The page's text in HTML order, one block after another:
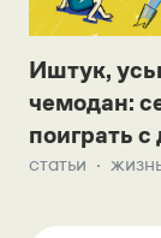
Иштук,
чемодан:
поиграть с
статьи